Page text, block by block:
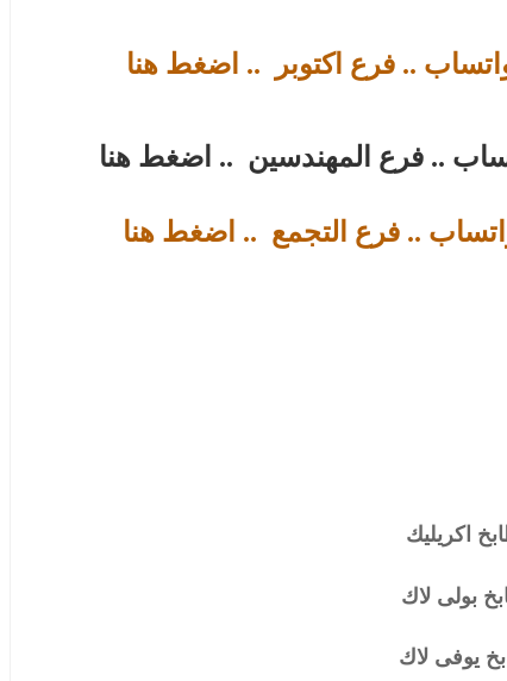
.. فرع اكتوبر .. اضغط هنا
.. فرع المهندسين .. اضغط هنا
.. فرع التجمع .. اضغط هنا
اكريليك
بولى لاك
يوفى لاك